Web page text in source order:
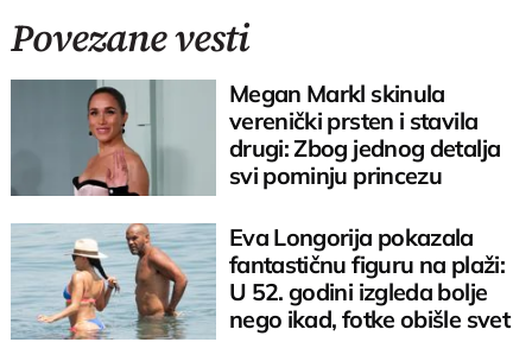
Povezane vesti
Megan Markl skinula
verenički prsten i stavila
drugi: Zbog jednog detalja
svi pominju princezu
Eva Longorija pokazala
fantastičnu figuru na plaži:
U 52. godini izgleda bolje
nego ikad, fotke obišle svet